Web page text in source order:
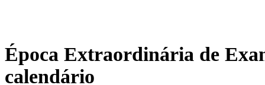
Época Extraordinária de
calendário